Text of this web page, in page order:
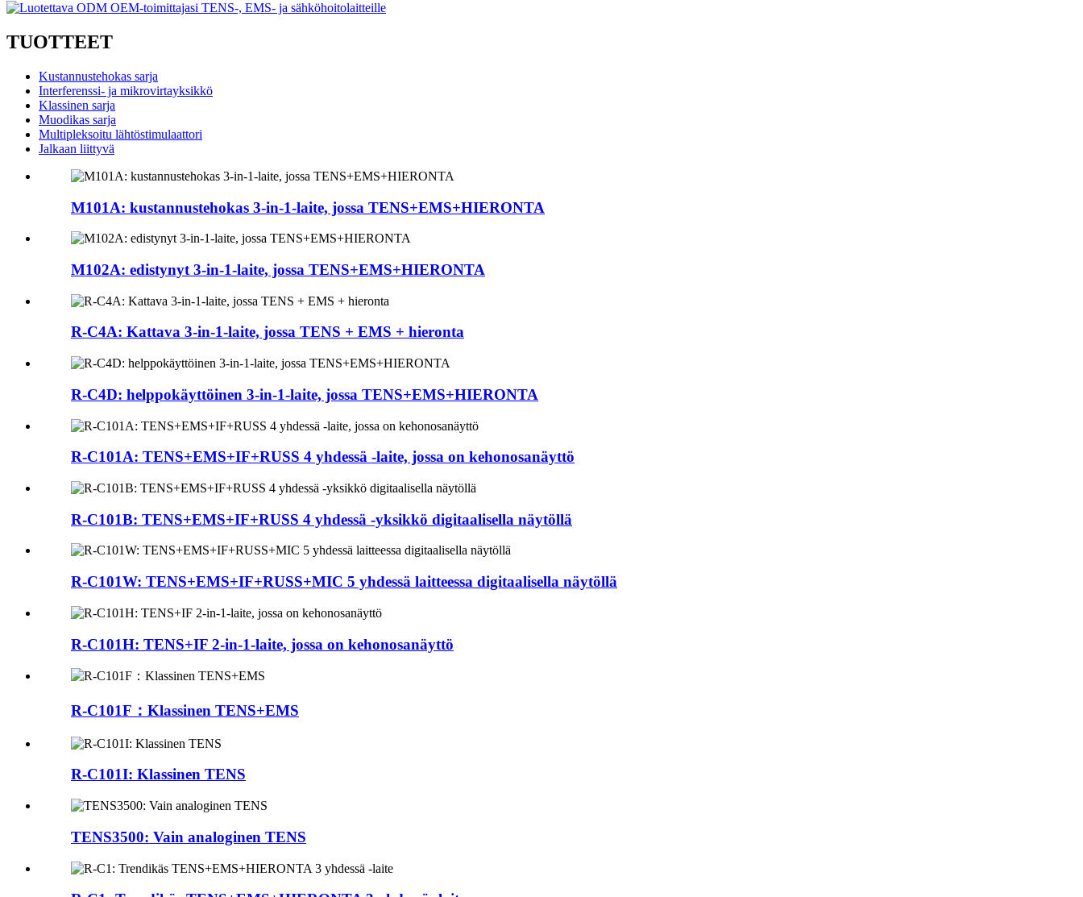
TUOTTEET
Kustannustehokas sarja
Interferenssi- ja mikrovirtayksikkö
Klassinen sarja
Muodikas sarja
Multipleksoitu lähtöstimulaattori
Jalkaan liittyvä
M101A: kustannustehokas 3-in-1-laite, jossa TENS+EMS+HIERONTA
M102A: edistynyt 3-in-1-laite, jossa TENS+EMS+HIERONTA
R-C4A: Kattava 3-in-1-laite, jossa TENS + EMS + hieronta
R-C4D: helppokäyttöinen 3-in-1-laite, jossa TENS+EMS+HIERONTA
R-C101A: TENS+EMS+IF+RUSS 4 yhdessä -laite, jossa on kehonosanäyttö
R-C101B: TENS+EMS+IF+RUSS 4 yhdessä -yksikkö digitaalisella näytöllä
R-C101W: TENS+EMS+IF+RUSS+MIC 5 yhdessä laitteessa digitaalisella näytöllä
R-C101H: TENS+IF 2-in-1-laite, jossa on kehonosanäyttö
R-C101F：Klassinen TENS+EMS
R-C101I: Klassinen TENS
TENS3500: Vain analoginen TENS